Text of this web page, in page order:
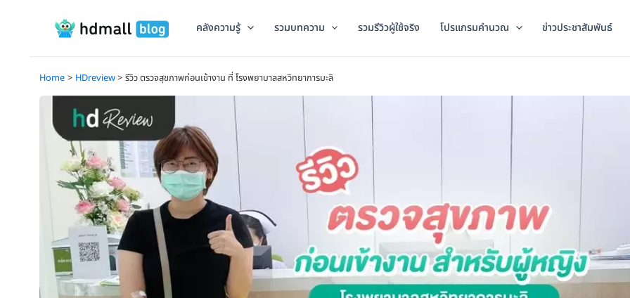
คลังความรู้ รวมบทความ รวมรีวิวผู้ใช้จริง โปรแกรมคำนวณ ข่าวประชาสัมพันธ์
Home HDreview รีวิว ตรวจสุขภาพก่อนเข้างาน ที่ โรงพยาบาลสหวิทยาการมะลิ